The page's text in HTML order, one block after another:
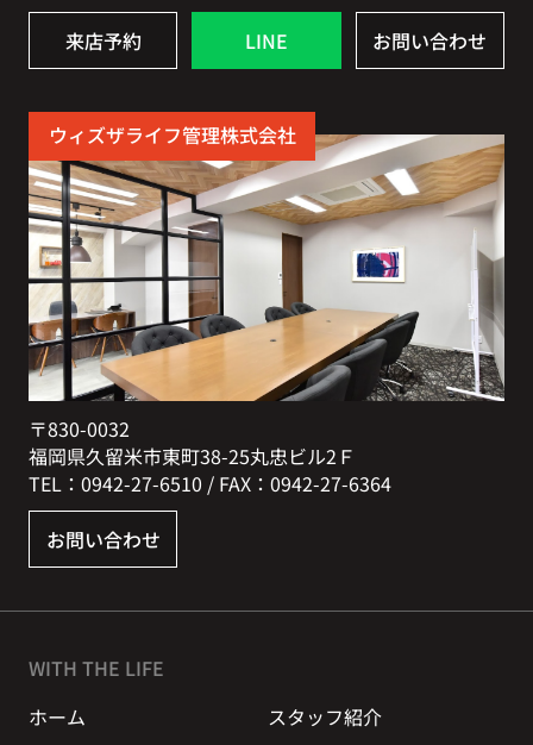
来店予約 LINE お問い合わせ
ウィズザライフ管理株式会社
〒830-0032
福岡県久留米市東町38-25丸忠ビル2Ｆ
TEL：0942-27-6510 / FAX：0942-27-6364
お問い合わせ
WITH THE LIFE
ホーム
スタッフ紹介